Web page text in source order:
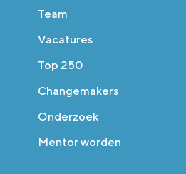
Team
Vacatures
Top 250
Changemakers
Onderzoek
Mentor worden